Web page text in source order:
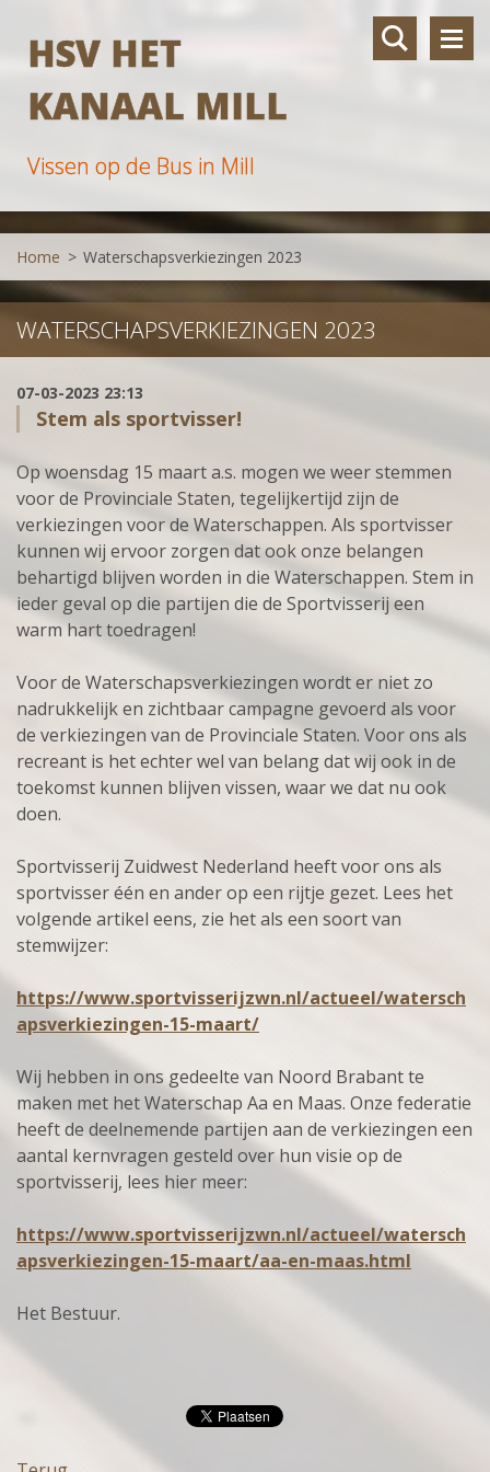
HSV HET
KANAAL MILL
Vissen op de Bus in Mill
Home > Waterschapsverkiezingen 2023
WATERSCHAPSVERKIEZINGEN 2023
07-03-2023 23:13
Stem als sportvisser!
Op woensdag 15 maart a.s. mogen we weer stemmen
voor de Provinciale Staten, tegelijkertijd zijn de
verkiezingen voor de Waterschappen. Als sportvisser
kunnen wij ervoor zorgen dat ook onze belangen
behartigd blijven worden in die Waterschappen. Stem in
ieder geval op die partijen die de Sportvisserij een
warm hart toedragen!
Voor de Waterschapsverkiezingen wordt er niet zo
nadrukkelijk en zichtbaar campagne gevoerd als voor
de verkiezingen van de Provinciale Staten. Voor ons als
recreant is het echter wel van belang dat wij ook in de
toekomst kunnen blijven vissen, waar we dat nu ook
doen.
Sportvisserij Zuidwest Nederland heeft voor ons als
sportvisser één en ander op een rijtje gezet. Lees het
volgende artikel eens, zie het als een soort van
stemwijzer:
https://www.sportvisserijzwn.nl/actueel/watersch
apsverkiezingen-15-maart/
Wij hebben in ons gedeelte van Noord Brabant te
maken met het Waterschap Aa en Maas. Onze federatie
heeft de deelnemende partijen aan de verkiezingen een
aantal kernvragen gesteld over hun visie op de
sportvisserij, lees hier meer:
https://www.sportvisserijzwn.nl/actueel/watersch
apsverkiezingen-15-maart/aa-en-maas.html
Het Bestuur.